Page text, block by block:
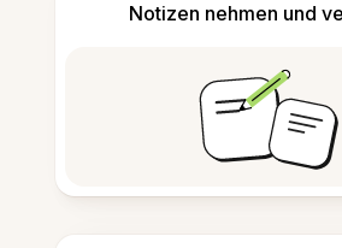
Notizen nehmen und